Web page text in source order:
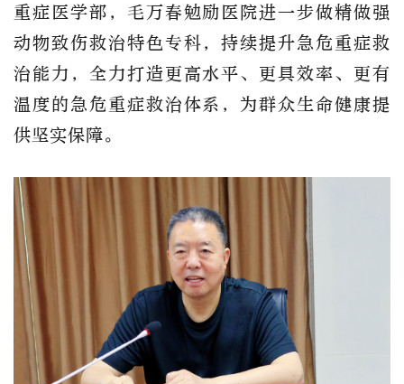
重症医学部，毛万春勉励医院进一步做精做强
动物致伤救治特色专科，持续提升急危重症救
治能力，全力打造更高水平、更具效率、更有
温度的急危重症救治体系，为群众生命健康提
供坚实保障。